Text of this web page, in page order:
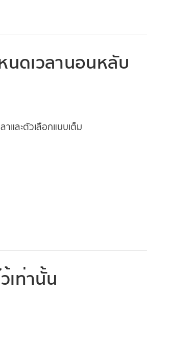
นดเวลานอนหลับ
และตัวเลือกแบบเต็ม
เท่านั้น